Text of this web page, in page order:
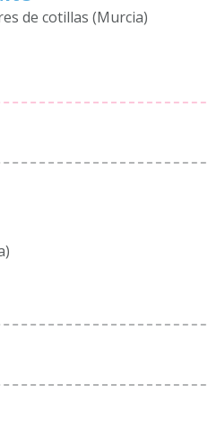
de cotillas (Murcia)